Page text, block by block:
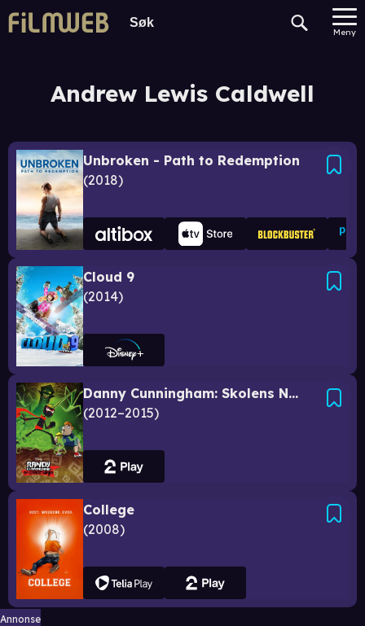
Meny
Andrew Lewis Caldwell
Unbroken - Path to Redemption
2018
Cloud 9
2014
Danny Cunningham: Skolens Ninja
2012–2015
College
2008
Annonse